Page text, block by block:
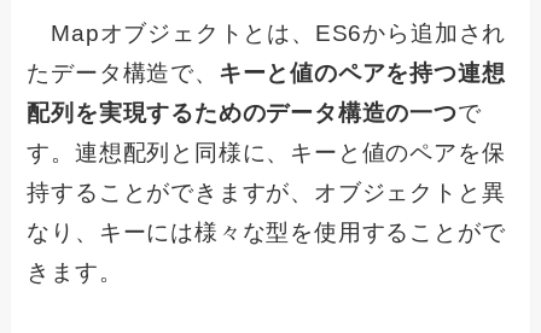
Mapオブジェクトとは、ES6から追加され
たデータ構造で、 キーと値のペアを持つ連想
配列を実現するためのデータ構造の一つで
す。連想配列と同様に、キーと値のペアを保
持することができますが、オブジェクトと異
なり、キーには様々な型を使用することがで
きます。